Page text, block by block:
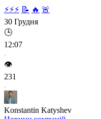
⚡⚡⚡ 📝 🔥 🚨
30 Грудня
🕒
12:07
👁️
231
Konstantin Katyshev